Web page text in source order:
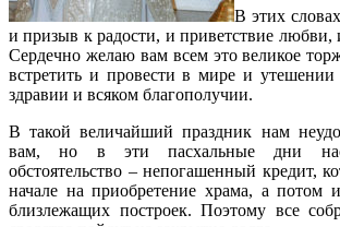
В этих
и призыв к радости, и приветствие
Сердечно желаю вам всем это великое
встретить и провести в мире и
здравии и всяком благополучии.
В такой величайший праздник нам
вам, но в эти пасхальные дни
обстоятельство – непогашенный кредит,
начале на приобретение храма, а потом
близлежащих построек. Поэтому все